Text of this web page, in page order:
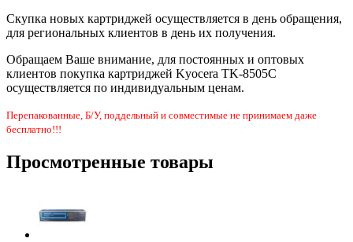
Скупка новых картриджей осуществляется в день обращения,
для региональных клиентов в день их получения.
Обращаем Ваше внимание, для постоянных и оптовых
клиентов покупка картриджей Kyocera TK-8505C
осуществляется по индивидуальным ценам.
Перепакованные, Б/У, поддельный и совместимые не принимаем даже
бесплатно!!!
Просмотренные товары